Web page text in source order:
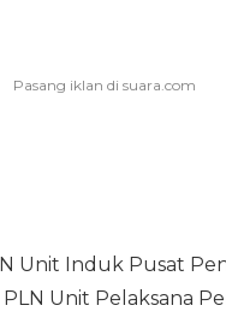
Unit Induk Pusat
Unit Pelaksana